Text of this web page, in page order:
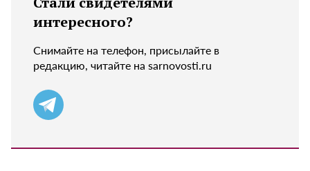
интересного?
Снимайте на телефон, присылайте в
редакцию, читайте на sarnovosti.ru